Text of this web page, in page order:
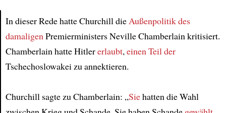
Article
In dieser Rede hatte Churchill dieAußenpolitikdes
damaligenPremierministers Neville Chamberlain kritisiert.
Chamberlain hatte Hitlererlaubt,einen Teil der
Tschechoslowakei zu annektieren.
Churchill sagte zu Chamberlain: „Siehatten die Wahl